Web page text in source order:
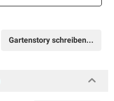
Gartenstory schreiben...